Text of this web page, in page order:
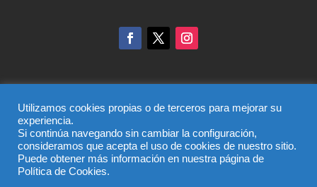
© Partido Popular de Toledo – C/ Colombia, 6, 45004,
Toledo, Teléfono 925 285 528
El uso de este sitio implica la aceptación del
Utilizamos cookies propias o de terceros para mejorar su
experiencia.
Si continúa navegando sin cambiar la configuración,
consideramos que acepta el uso de cookies de nuestro sitio.
Puede obtener más información en nuestra página de
Política de Cookies.